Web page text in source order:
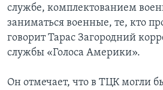
службе, комплектованием
заниматься военные, те, кто
говорит Тарас Загородний
службы «Голоса Америки».
Он отмечает, что в ТЦК могли